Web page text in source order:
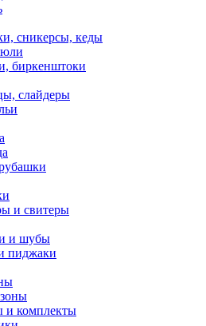
сникерсы, кеды
биркенштоки
слайдеры
и свитеры
и шубы
пиджаки
и комплекты